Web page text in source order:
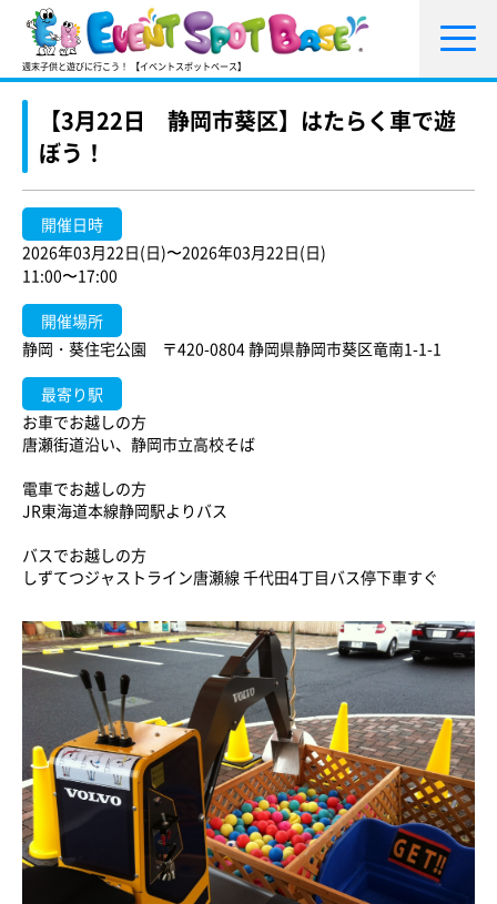
週末子供と遊びに行こう！ 【イベントスポットベース】
【3月22日 静岡市葵区】はたらく車で遊
ぼう！
開催日時
2026年03月22日(日)〜2026年03月22日(日)
11:00〜17:00
開催場所
静岡・葵住宅公園 〒420-0804 静岡県静岡市葵区竜南1-1-1
最寄り駅
お車でお越しの方
唐瀬街道沿い、静岡市立高校そば
電車でお越しの方
JR東海道本線静岡駅よりバス
バスでお越しの方
しずてつジャストライン唐瀬線 千代田4丁目バス停下車すぐ